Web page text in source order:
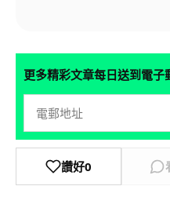
更多精彩文章每日送到電子
讚好0